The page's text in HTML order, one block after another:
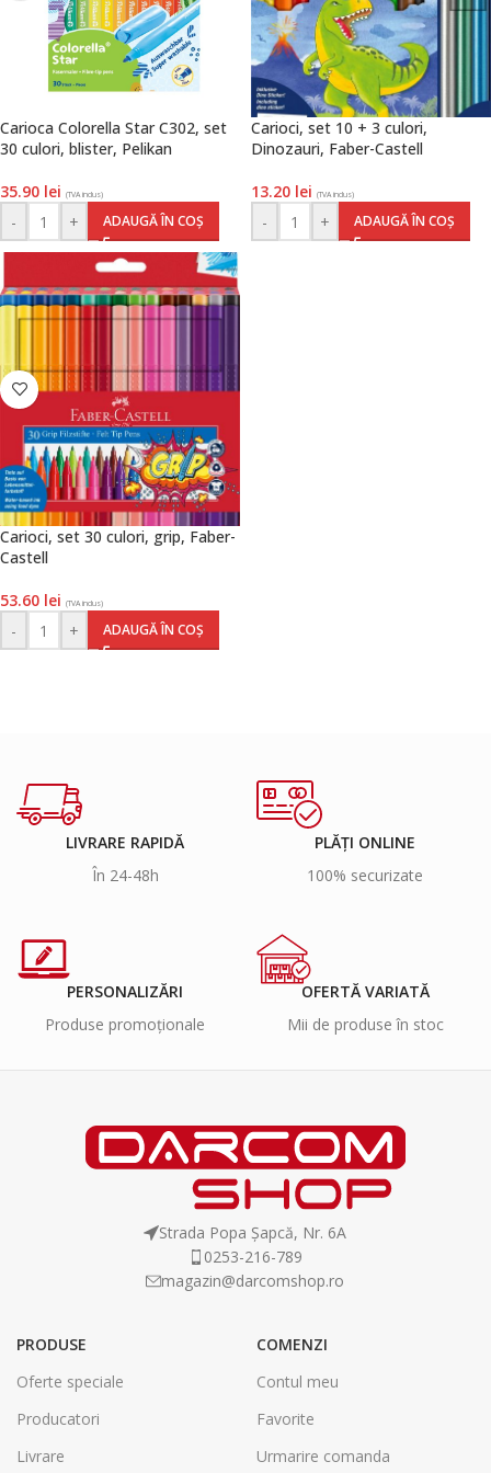
Carioca Colorella Star C302, set
30 culori, blister, Pelikan
35.90 lei (TVA inclus)
- + ADAUGĂ ÎN COȘ
Carioci, set 10 + 3 culori,
Dinozauri, Faber-Castell
13.20 lei (TVA inclus)
- + ADAUGĂ ÎN COȘ
Carioci, set 30 culori, grip, Faber-
Castell
53.60 lei (TVA inclus)
- + ADAUGĂ ÎN COȘ
LIVRARE RAPIDĂ
În 24-48h
PLĂȚI ONLINE
100% securizate
PERSONALIZĂRI
Produse promoționale
OFERTĂ VARIATĂ
Mii de produse în stoc
Strada Popa Șapcă, Nr. 6A
0253-216-789
magazin@darcomshop.ro
PRODUSE
Oferte speciale
Producatori
Livrare
COMENZI
Contul meu
Favorite
Urmarire comanda